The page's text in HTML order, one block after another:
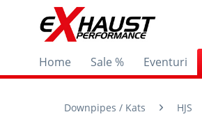
Home Sale % Eventuri
Downpipes / Kats HJS